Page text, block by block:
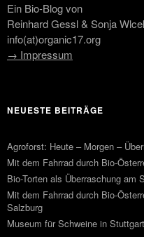
Ein Bio-Blog von
Reinhard Gessl & Sonja
info(at)organic17.org
→ Impressum
NEUESTE BEITRÄGE
Agroforst: Heute – Morgen –
Mit dem Fahrrad durch Bio-
Bio-Torten als Überraschung am
Mit dem Fahrrad durch Bio-
Salzburg
Museum für Schweine in